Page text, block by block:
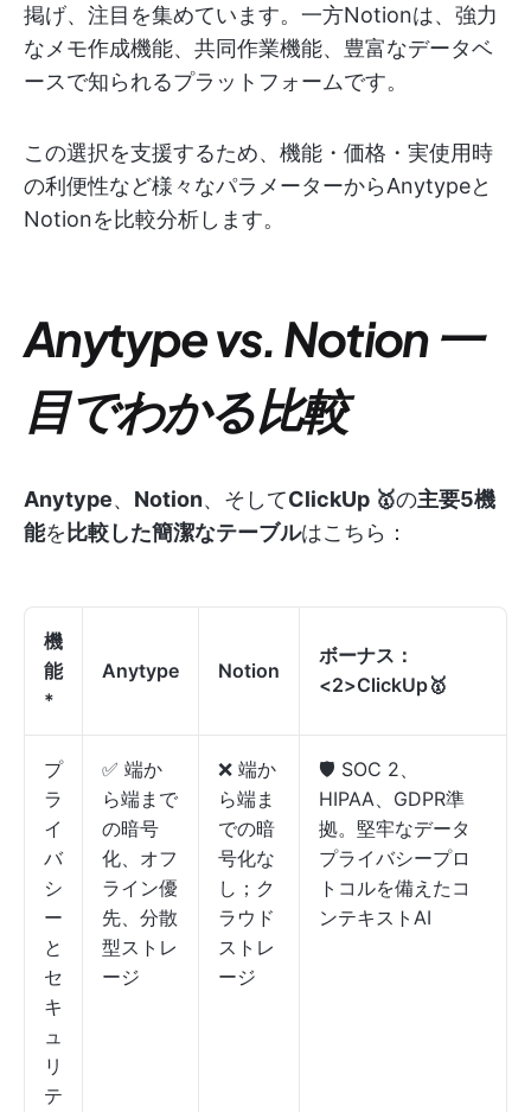
掲げ、注目を集めています。一方Notionは、強力
なメモ作成機能、共同作業機能、豊富なデータベ
ースで知られるプラットフォームです。
この選択を支援するため、機能・価格・実使用時
の利便性など様々なパラメーターからAnytypeと
Notionを比較分析します。
Anytype vs. Notion 一
目でわかる比較
Anytype、 Notion、そしてClickUp 🥇の主要5機
能を 比較した簡潔なテーブルはこちら：
機
能
*
Anytype Notion
ボーナス：
<2>ClickUp🥇
プ
ラ
イ
バ
シ
ー
と
セ
キ
ュ
リ
テ
✅ 端か
ら端まで
の暗号
化、オフ
ライン優
先、分散
型ストレ
ージ
❌ 端か
ら端ま
での暗
号化な
し；ク
ラウド
ストレ
ージ
🛡️ SOC 2、
HIPAA、GDPR準
拠。堅牢なデータ
プライバシープロ
トコルを備えたコ
ンテキストAI